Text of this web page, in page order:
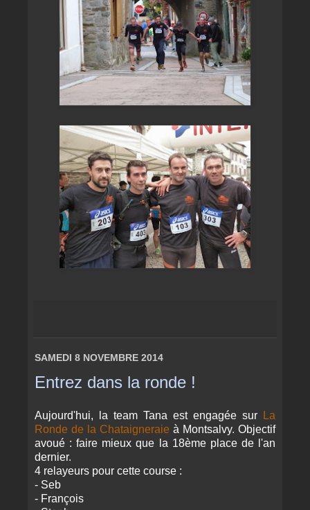
SAMEDI 8 NOVEMBRE 2014
Entrez dans la ronde !
Aujourd'hui, la team Tana est engagée sur
La
Ronde de la Chataigneraie à Montsalvy. Objectif
avoué : faire mieux que la 18ème place de l'an
dernier.
4 relayeurs pour cette course :
- Seb
- François